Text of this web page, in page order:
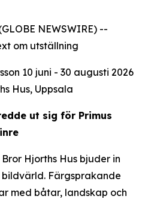
NEWSWIRE) --
10 juni - 30 augusti 2026
Hus, Uppsala
ut sig för Primus
Hjorths Hus bjuder in
Färgsprakande
med båtar, landskap och